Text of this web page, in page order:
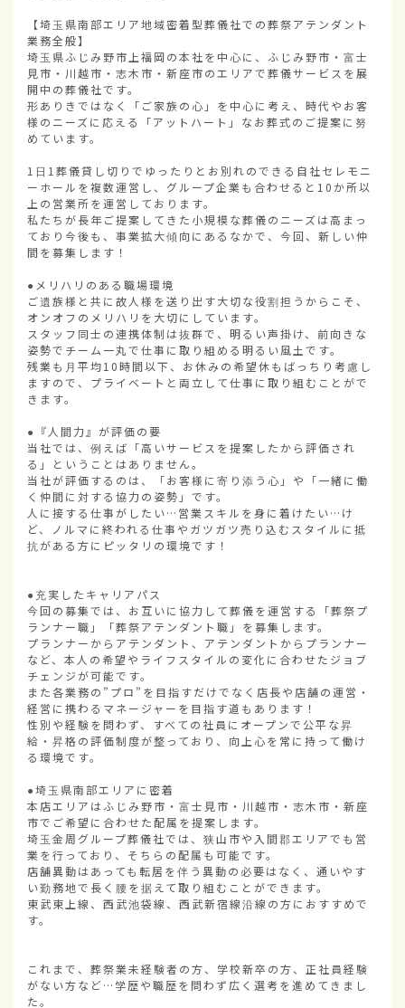
【埼玉県南部エリア地域密着型葬儀社での葬祭アテンダント
業務全般】
埼玉県ふじみ野市上福岡の本社を中心に、ふじみ野市・富士
見市・川越市・志木市・新座市のエリアで葬儀サービスを展
開中の葬儀社です。
形ありきではなく「ご家族の心」を中心に考え、時代やお客
様のニーズに応える「アットハート」なお葬式のご提案に努
めています。
1日1葬儀貸し切りでゆったりとお別れのできる自社セレモニ
ーホールを複数運営し、グループ企業も合わせると10か所以
上の営業所を運営しております。
私たちが長年ご提案してきた小規模な葬儀のニーズは高まっ
ており今後も、事業拡大傾向にあるなかで、今回、新しい仲
間を募集します！
●メリハリのある職場環境
ご遺族様と共に故人様を送り出す大切な役割担うからこそ、
オンオフのメリハリを大切にしています。
スタッフ同士の連携体制は抜群で、明るい声掛け、前向きな
姿勢でチーム一丸で仕事に取り組める明るい風土です。
残業も月平均10時間以下、お休みの希望休もばっちり考慮し
ますので、プライベートと両立して仕事に取り組むことがで
きます。
●『人間力』が評価の要
当社では、例えば「高いサービスを提案したから評価され
る」ということはありません。
当社が評価するのは、「お客様に寄り添う心」や「一緒に働
く仲間に対する協力の姿勢」です。
人に接する仕事がしたい…営業スキルを身に着けたい…け
ど、ノルマに終われる仕事やガツガツ売り込むスタイルに抵
抗がある方にピッタリの環境です！
●充実したキャリアパス
今回の募集では、お互いに協力して葬儀を運営する「葬祭プ
ランナー職」「葬祭アテンダント職」を募集します。
プランナーからアテンダント、アテンダントからプランナー
など、本人の希望やライフスタイルの変化に合わせたジョブ
チェンジが可能です。
また各業務の”プロ”を目指すだけでなく店長や店舗の運営・
経営に携わるマネージャーを目指す道もあります！
性別や経験を問わず、すべての社員にオープンで公平な昇
給・昇格の評価制度が整っており、向上心を常に持って働け
る環境です。
●埼玉県南部エリアに密着
本店エリアはふじみ野市・富士見市・川越市・志木市・新座
市でご希望に合わせた配属を提案します。
埼玉金周グループ葬儀社では、狭山市や入間郡エリアでも営
業を行っており、そちらの配属も可能です。
店舗異動はあっても転居を伴う異動の必要はなく、通いやす
い勤務地で長く腰を据えて取り組むことができます。
東武東上線、西武池袋線、西武新宿線沿線の方におすすめで
す。
これまで、葬祭業未経験者の方、学校新卒の方、正社員経験
がない方など…学歴や職歴を問わず広く選考を進めてきまし
た。